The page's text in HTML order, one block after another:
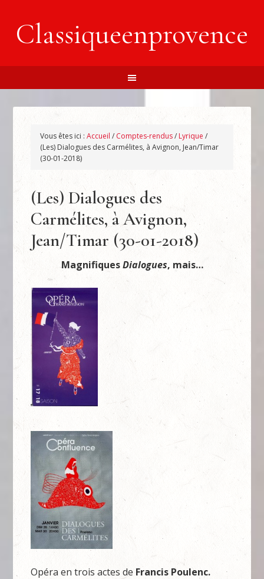
Classiqueenprovence
Vous êtes ici :Accueil / Comptes-rendus/ Lyrique /
(Les) Dialogues des Carmélites, à Avignon, Jean/Timar
(30-01-2018)
(Les) Dialogues des
Carmélites, à Avignon,
Jean/Timar (30-01-2018)
MagnifiquesDialogues, mais…
Opéra en trois actes de Francis Poulenc.